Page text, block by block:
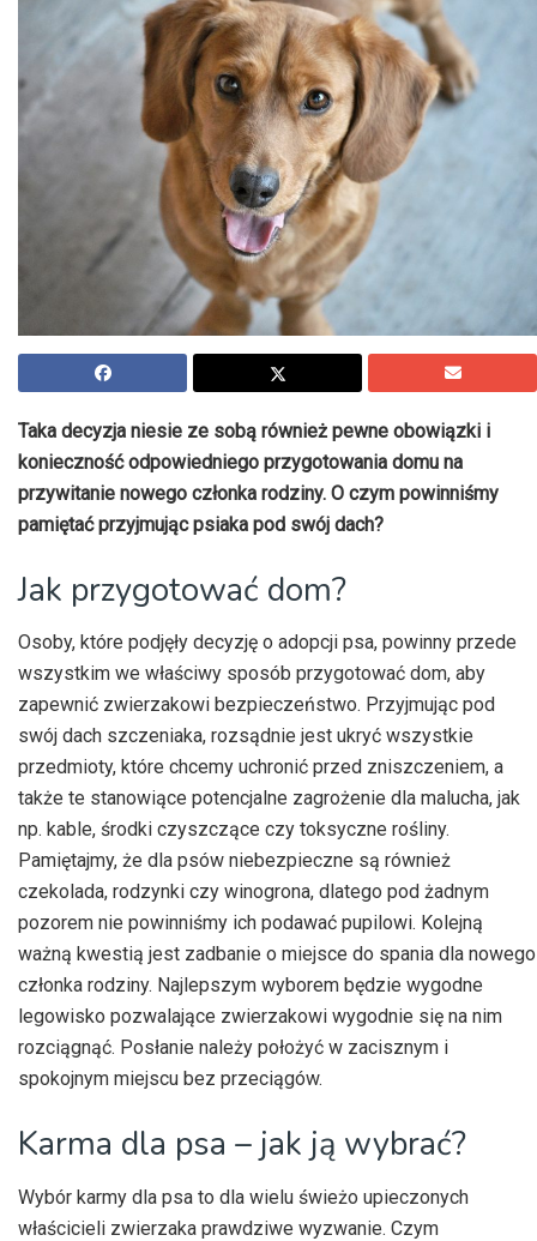
Taka decyzja niesie ze sobą również pewne obowiązki i
konieczność odpowiedniego przygotowania domu na
przywitanie nowego członka rodziny. O czym powinniśmy
pamiętać przyjmując psiaka pod swój dach?
Jak przygotować dom?
Osoby, które podjęły decyzję o adopcji psa, powinny przede
wszystkim we właściwy sposób przygotować dom, aby
zapewnić zwierzakowi bezpieczeństwo. Przyjmując pod
swój dach szczeniaka, rozsądnie jest ukryć wszystkie
przedmioty, które chcemy uchronić przed zniszczeniem, a
także te stanowiące potencjalne zagrożenie dla malucha, jak
np. kable, środki czyszczące czy toksyczne rośliny.
Pamiętajmy, że dla psów niebezpieczne są również
czekolada, rodzynki czy winogrona, dlatego pod żadnym
pozorem nie powinniśmy ich podawać pupilowi. Kolejną
ważną kwestią jest zadbanie o miejsce do spania dla nowego
członka rodziny. Najlepszym wyborem będzie wygodne
legowisko pozwalające zwierzakowi wygodnie się na nim
rozciągnąć. Posłanie należy położyć w zacisznym i
spokojnym miejscu bez przeciągów.
Karma dla psa – jak ją wybrać?
Wybór karmy dla psa to dla wielu świeżo upieczonych
właścicieli zwierzaka prawdziwe wyzwanie. Czym